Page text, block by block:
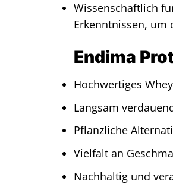
Wissenschaftlich
Erkenntnissen, um
Endima
Hochwertiges
Langsam
Pflanzliche
Vielfalt an
Nachhaltig und